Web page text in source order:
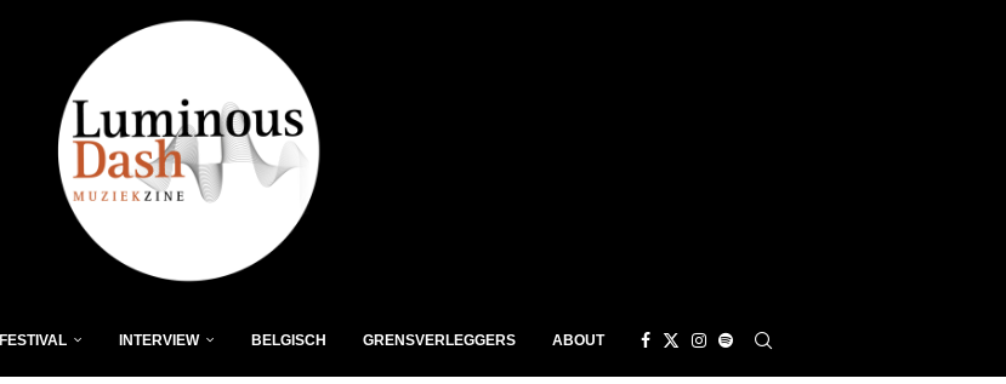
FESTIVAL INTERVIEW BELGISCH GRENSVERLEGGERS ABOUT